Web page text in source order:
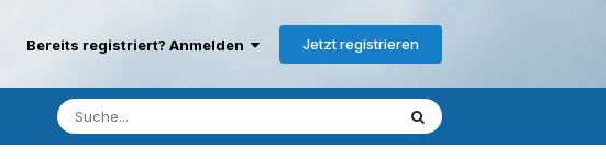
Bereits registriert? Anmelden Jetzt registrieren